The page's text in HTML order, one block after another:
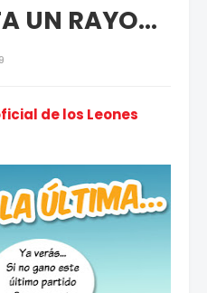
UN RAYO...
de los Leones